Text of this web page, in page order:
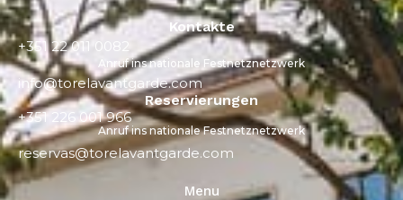
Kontakte
+351 22 011 0082
Anruf ins nationale Festnetznetzwerk
info@torelavantgarde.com
Reservierungen
+351 226 001 966
Anruf ins nationale Festnetznetzwerk
reservas@torelavantgarde.com
Menu